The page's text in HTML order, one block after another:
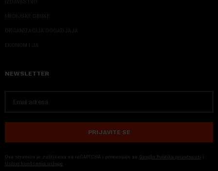
MEDIJSKE OBUKE
ORGANIZACIJA DOGADJAJA
EKONOM I JA
NEWSLETTER
PRIJAVITE SE
Ova stranica je zaštićena sa reCAPTCHA i primenjuju se Google Politika privatnosti i
Uslovi korišćenja usluge